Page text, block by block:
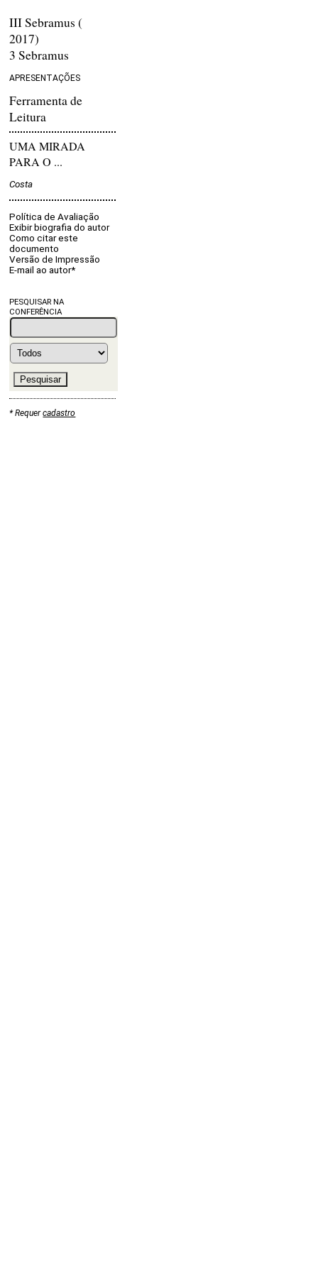
III Sebramus (
2017)
3 Sebramus
APRESENTAÇÕES
Ferramenta de
Leitura
UMA MIRADA
PARA O ...
Costa
Política de Avaliação
Exibir biografia do autor
Como citar este
documento
Versão de Impressão
E-mail ao autor*
PESQUISAR NA
CONFERÊNCIA
* Requercadastro